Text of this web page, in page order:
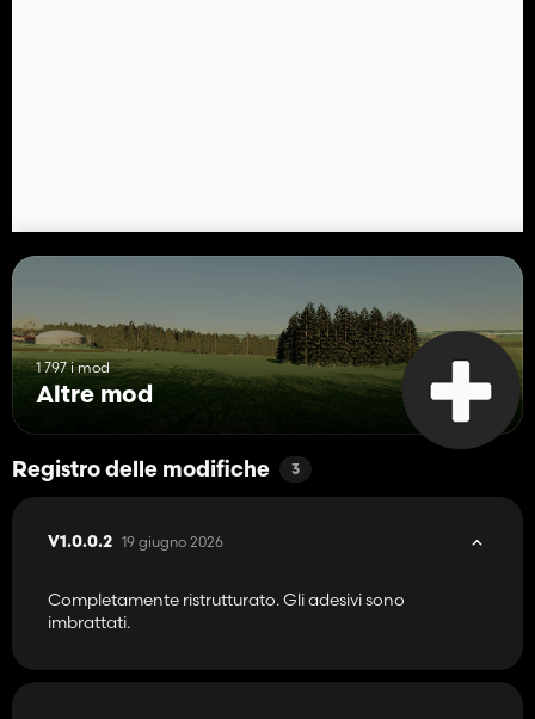
1 797 i mod
Altre mod
Registro delle modifiche 3
V1.0.0.2 19 giugno 2026
Completamente ristrutturato. Gli adesivi sono
imbrattati.